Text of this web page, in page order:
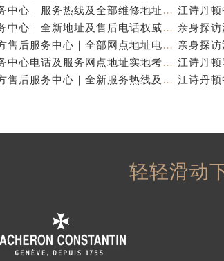
江诗丹顿中国官方售后服务中心｜服务热线及全部维修地址权威信息通告（2026年7月最新）
江诗丹顿中国官方售后服务中心｜全新地址及售后电话权威信息通告（2026年7月最新）
亲身探访江诗丹顿杭州官方售后服务中心｜全部网点地址电话（2026年7月最新）
江诗丹顿中国官方售后服务中心电话及服务网点地址实地考察报告_多信源验证（2026年7月最新）
亲身探访江诗丹顿青岛官方售后服务中心｜全新服务热线及门店地址（2026年7月最新）
轻轻滑动